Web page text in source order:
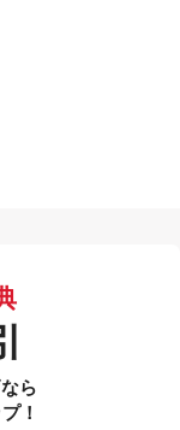
ら
！